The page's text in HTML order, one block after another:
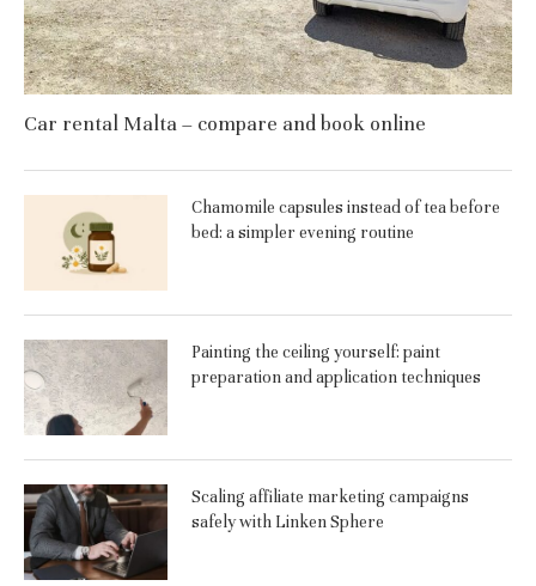
Car rental Malta – compare and book online
Chamomile capsules instead of tea before
bed: a simpler evening routine
Painting the ceiling yourself: paint
preparation and application techniques
Scaling affiliate marketing campaigns
safely with Linken Sphere